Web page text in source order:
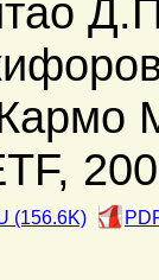
(156.6K)